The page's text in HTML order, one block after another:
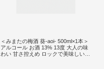
＜みまたの梅酒 葵-aoi- 500ml×1本＞
アルコール お酒 13% 13度 大人の味
わい 甘さ控えめ ロックで美味しい